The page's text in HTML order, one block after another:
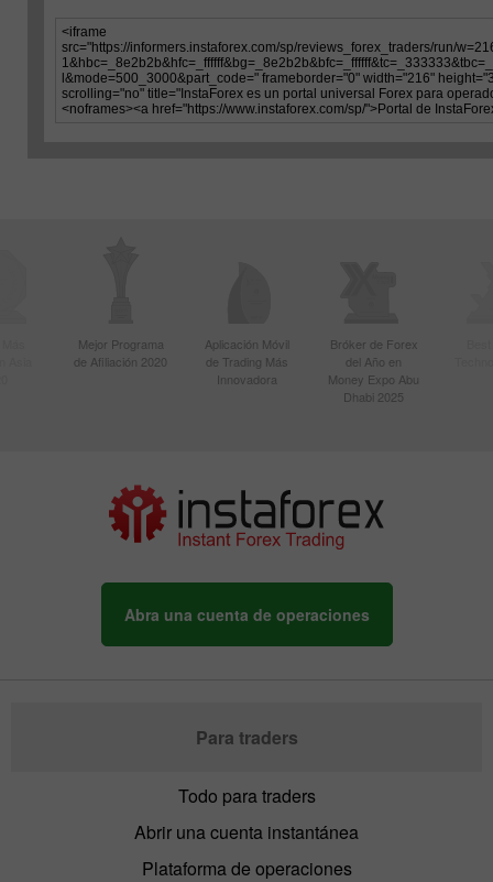
Mejor Programa
de Afiliación 2020
Aplicación Móvil
de Trading Más
Innovadora
Bróker de Forex
del Año en
Money Expo Abu
Dhabi 2025
Abra una cuenta de operaciones
Para traders
Todo para traders
Abrir una cuenta instantánea
Plataforma de operaciones